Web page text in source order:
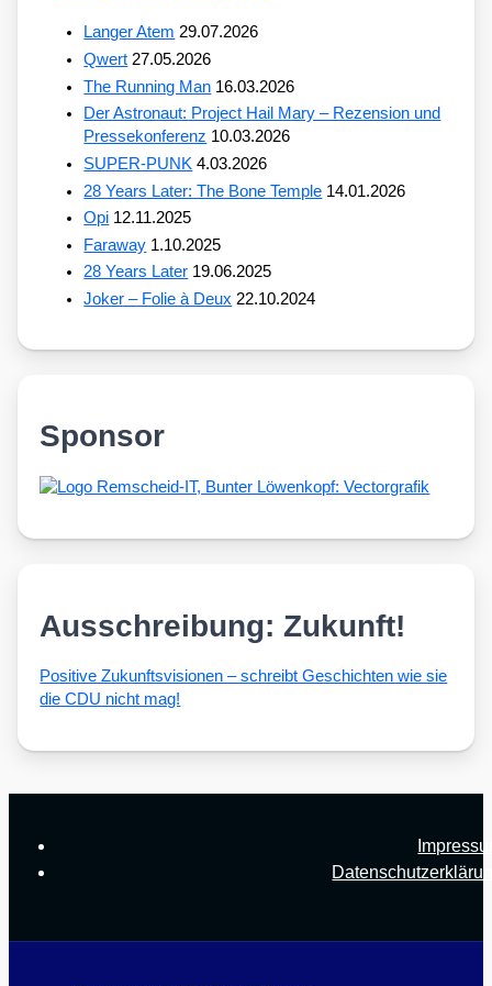
Langer Atem 29.07.2026
Qwert 27.05.2026
The Running Man 16.03.2026
Der Astronaut: Project Hail Mary – Rezension und
Pressekonferenz 10.03.2026
SUPER-PUNK 4.03.2026
28 Years Later: The Bone Temple 14.01.2026
Opi 12.11.2025
Faraway 1.10.2025
28 Years Later 19.06.2025
Joker – Folie à Deux 22.10.2024
Sponsor
Ausschreibung: Zukunft!
Posi­ti­ve Zukunfts­vi­sio­nen – schreibt Geschich­ten wie sie
die CDU nicht mag!